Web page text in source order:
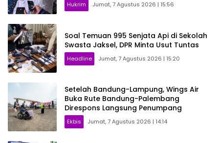
Hukrim Jumat, 7 Agustus 2026 | 15:56
Soal Temuan 995 Senjata Api di Sekolah
Swasta Jaksel, DPR Minta Usut Tuntas
Headline Jumat, 7 Agustus 2026 | 15:20
Setelah Bandung-Lampung, Wings Air
Buka Rute Bandung-Palembang
Direspons Langsung Penumpang
Ekbis Jumat, 7 Agustus 2026 | 14:14